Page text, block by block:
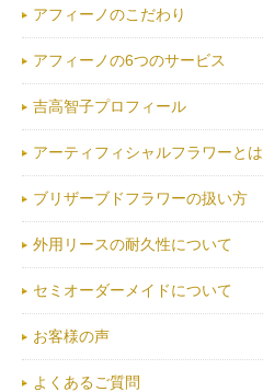
アフィーノのこだわり
アフィーノの6つのサービス
吉高智子プロフィール
アーティフィシャルフラワーとは
ブリザーブドフラワーの扱い方
外用リースの耐久性について
セミオーダーメイドについて
お客様の声
よくあるご質問